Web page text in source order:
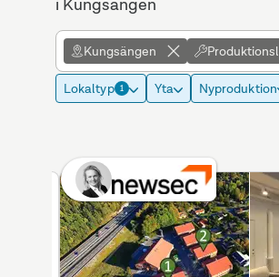
i Kungsängen
Kungsängen
Lokaltyp 1 Yta Nyproduktion